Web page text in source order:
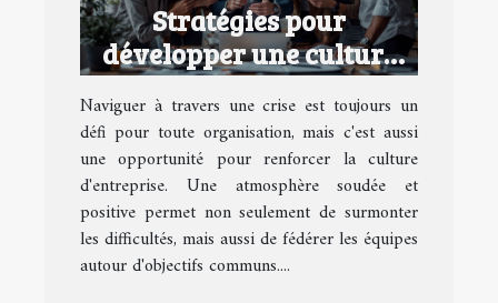
Stratégies pour
développer une culture
d'entreprise performante
en temps de crise
Naviguer à travers une crise est toujours un
défi pour toute organisation, mais c'est aussi
une opportunité pour renforcer la culture
d'entreprise. Une atmosphère soudée et
positive permet non seulement de surmonter
les difficultés, mais aussi de fédérer les équipes
autour d'objectifs communs....